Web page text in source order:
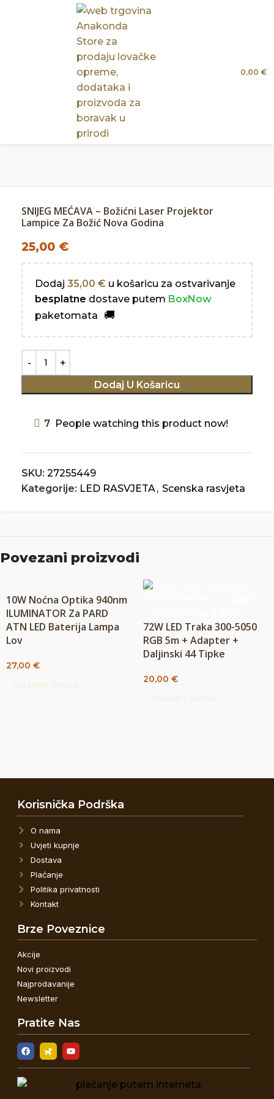
0,00 €
SNIJEG MEĆAVA – Božićni Laser Projektor
Lampice Za Božić Nova Godina
25,00 €
Dodaj 35,00 € u košaricu za ostvarivanje
besplatne dostave putem BoxNow
paketomata
Dodaj U Košaricu
7 People watching this product now!
SKU: 27255449
Kategorije: LED RASVJETA, Scenska rasvjeta
Povezani proizvodi
10W Noćna Optika 940nm
ILUMINATOR Za PARD
ATN LED Baterija Lampa
Lov
27,00 €
72W LED Traka 300-5050
RGB 5m + Adapter +
Daljinski 44 Tipke
20,00 €
Korisnička Podrška
O nama
Uvjeti kupnje
Dostava
Plaćanje
Politika privatnosti
Kontakt
Brze Poveznice
Akcije
Novi proizvodi
Najprodavanije
Newsletter
Pratite Nas